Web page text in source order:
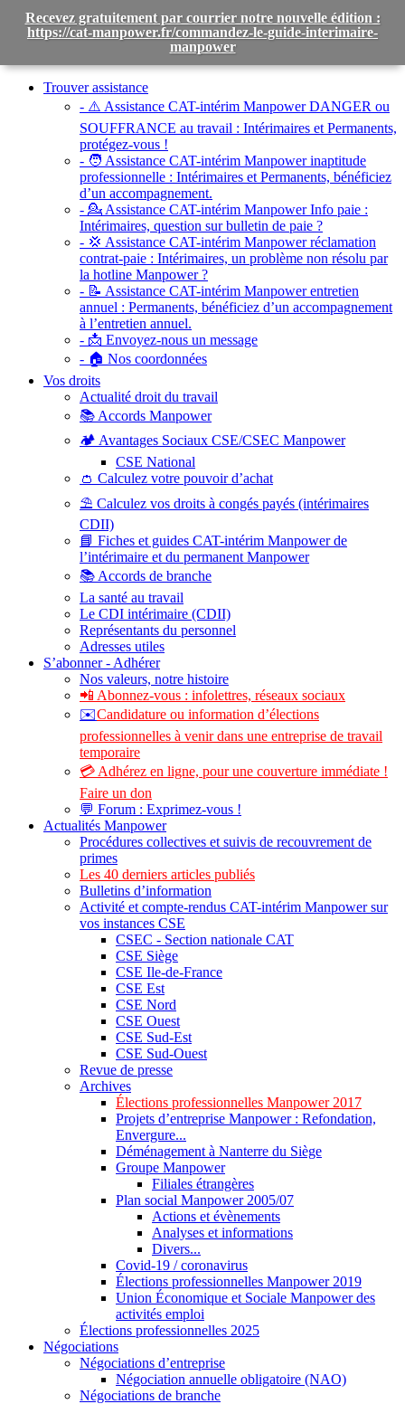
Toggle
navigationTrouver assistance
- ⚠️ Assistance CAT-intérim Manpower DANGER ou
SOUFFRANCE au travail : Intérimaires et Permanents,
protégez-vous !
- 🧑 Assistance CAT-intérim Manpower inaptitude
professionnelle : Intérimaires et Permanents, bénéficiez
d’un accompagnement.
- 💁 Assistance CAT-intérim Manpower Info paie :
Intérimaires, question sur bulletin de paie ?
- 💢 Assistance CAT-intérim Manpower réclamation
contrat-paie : Intérimaires, un problème non résolu par
la hotline Manpower ?
- 📝 Assistance CAT-intérim Manpower entretien
annuel : Permanents, bénéficiez d’un accompagnement
à l’entretien annuel.
- 📩 Envoyez-nous un message
- 🏠 Nos coordonnées
Vos droits
Actualité droit du travail
📚 Accords Manpower
🏕️ Avantages Sociaux CSE/CSEC Manpower
CSE National
👛 Calculez votre pouvoir d’achat
⛱️ Calculez vos droits à congés payés (intérimaires
CDII)
📘 Fiches et guides CAT-intérim Manpower de
l’intérimaire et du permanent Manpower
📚 Accords de branche
La santé au travail
Le CDI intérimaire (CDII)
Représentants du personnel
Adresses utiles
S’abonner - Adhérer
Nos valeurs, notre histoire
📲 Abonnez-vous : infolettres, réseaux sociaux
✉️Candidature ou information d’élections
professionnelles à venir dans une entreprise de travail
temporaire
💳 Adhérez en ligne, pour une couverture immédiate !
Faire un don
💬 Forum : Exprimez-vous !
Actualités Manpower
Procédures collectives et suivis de recouvrement de
primes
Les 40 derniers articles publiés
Bulletins d’information
Activité et compte-rendus CAT-intérim Manpower sur
vos instances CSE
CSEC - Section nationale CAT
CSE Siège
CSE Ile-de-France
CSE Est
CSE Nord
CSE Ouest
CSE Sud-Est
CSE Sud-Ouest
Revue de presse
Archives
Élections professionnelles Manpower 2017
Projets d’entreprise Manpower : Refondation,
Envergure...
Déménagement à Nanterre du Siège
Groupe Manpower
Filiales étrangères
Plan social Manpower 2005/07
Actions et évènements
Analyses et informations
Divers...
Covid-19 / coronavirus
Élections professionnelles Manpower 2019
Union Économique et Sociale Manpower des
activités emploi
Élections professionnelles 2025
Négociations
Négociations d’entreprise
Négociation annuelle obligatoire (NAO)
Négociations de branche
Recevez gratuitement par courrier notre nouvelle édition :
https://cat-manpower.fr/commandez-le-guide-interimaire-
manpower